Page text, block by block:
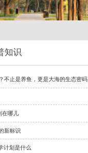
知识
不止是养鱼，更是大海的生态密码
在哪儿
新标识
计划是什么